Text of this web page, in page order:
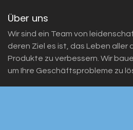
Über uns
Wir sind ein Team von
deren Ziel es ist, das Leben aller
Produkte zu verbessern. Wir
um Ihre Geschäftsprobleme zu